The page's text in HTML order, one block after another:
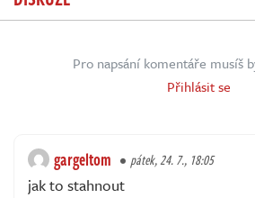
Pro napsání komentáře musíš
Přihlásit se
gargeltom pátek, 24. 7., 18:05
jak to stahnout